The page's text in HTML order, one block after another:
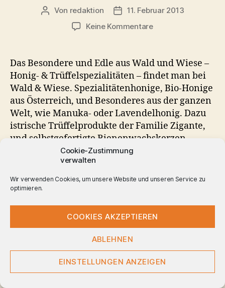
Cookie-Zustimmung
verwalten
Wir verwenden Cookies, um unsere Website und unseren Service zu
optimieren.
COOKIES AKZEPTIEREN
ABLEHNEN
EINSTELLUNGEN ANZEIGEN
Beitragsautor
Von redaktion Veröffentlichungsdatum
11. Februar 2013
Keine Kommentarezu
Wiese
Das Besondere und Edle aus Wald und Wiese –
Honig- & Trüffelspezialitäten – findet man bei
Wald & Wiese. Spezialitätenhonige, Bio-Honige
aus Österreich, und Besonderes aus der ganzen
Welt, wie Manuka- oder Lavendelhonig. Dazu
istrische Trüffelprodukte der Familie Zigante,
und selbstgefertigte Bienenwachskerzen.
Österreich
Captain Cook